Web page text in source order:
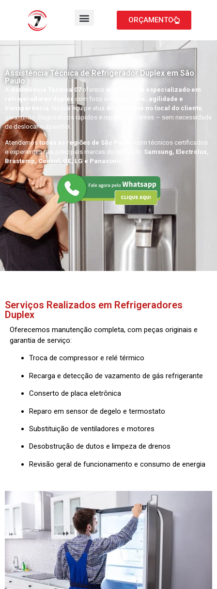
ORÇAMENTO
Assistência Técnica de Refrigerador Duplex em São
Paulo
Assistência Técnica 07oferece atendimento especializado em
refrigeradores duplex com foco em
qualidade, agilidade e
transparência
. Nossa equipe atua diretamente no local do cliente,
garantindo diagnósticos rápidos e reparos eficientes — sem necessidade
de deslocar o aparelho.
Atendemos todas as regiões de São Paulo
, com técnicos certificados
e experientes nas principais marcas do mercado: Samsung, Electrolux,
Brastemp, Consul, GE, LG e Panasonic
Serviços Realizados em Refrigeradores
Duplex
Oferecemos manutenção completa, com peças originais e
garantia de serviço:
Troca de compressor e relé térmico
Recarga e detecção de vazamento de gás refrigerante
Conserto de placa eletrônica
Reparo em sensor de degelo e termostato
Substituição de ventiladores e motores
Desobstrução de dutos e limpeza de drenos
Revisão geral de funcionamento e consumo de energia